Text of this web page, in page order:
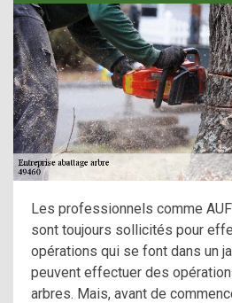
Les professionnels comme
sont toujours sollicités pour
opérations qui se font dans un
peuvent effectuer des
arbres. Mais, avant de